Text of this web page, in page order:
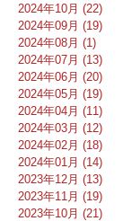
2024年10月 (22)
2024年09月 (19)
2024年08月 (1)
2024年07月 (13)
2024年06月 (20)
2024年05月 (19)
2024年04月 (11)
2024年03月 (12)
2024年02月 (18)
2024年01月 (14)
2023年12月 (13)
2023年11月 (19)
2023年10月 (21)